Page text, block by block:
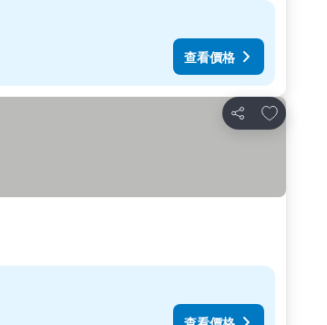
查看價格
分享
放到收藏夾